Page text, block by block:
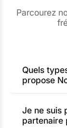
Parcourez
Quels
propose
Je ne suis
partenaire